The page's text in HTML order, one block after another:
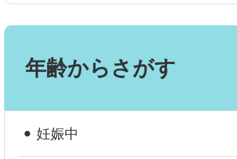
年齢からさがす
妊娠中